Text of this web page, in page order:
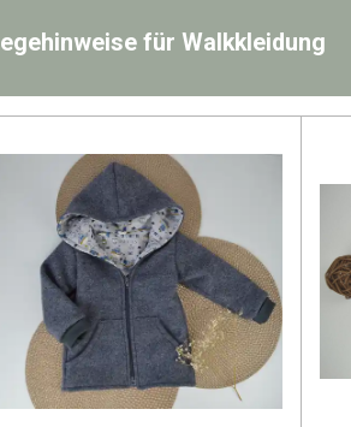
für Walkkleidung